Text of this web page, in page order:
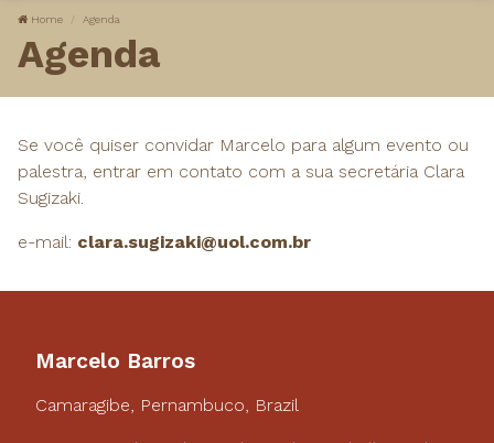
Home Agenda
Agenda
Se você quiser convidar Marcelo para algum evento ou
palestra, entrar em contato com a sua secretária Clara
Sugizaki.
e-mail: clara.sugizaki@uol.com.br
Marcelo Barros
Camaragibe, Pernambuco, Brazil